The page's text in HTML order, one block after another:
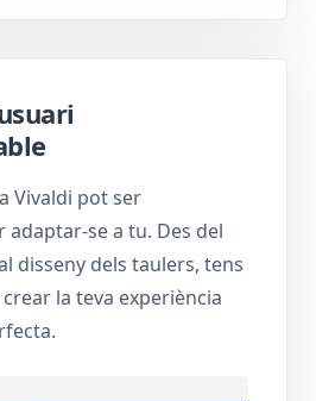
Vivaldi pot ser
se a tu. Des del
disseny dels taulers, tens
la teva experiència